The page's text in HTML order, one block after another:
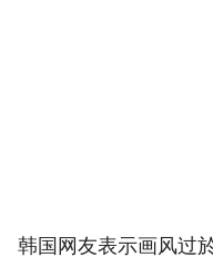
韩国网友表示画风过